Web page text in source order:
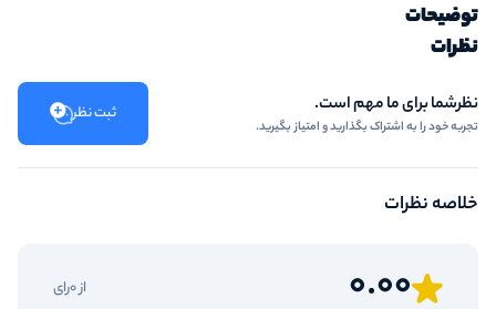
توضیحات
نظرات
نظرشما برای ما مهم است.
تجربه خود را به اشتراک بگذارید و امتیاز بگیرید.
ثبت نظر
خلاصه نظرات
0.00 از 0رای